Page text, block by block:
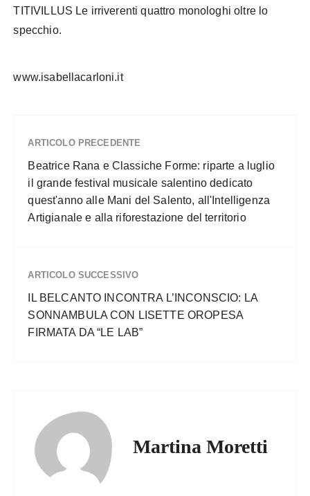
TITIVILLUS Le irriverenti quattro monologhi oltre lo
specchio.
www.isabellacarloni.it
ARTICOLO PRECEDENTE
Beatrice Rana e Classiche Forme: riparte a luglio
il grande festival musicale salentino dedicato
quest'anno alle Mani del Salento, all'Intelligenza
Artigianale e alla riforestazione del territorio
ARTICOLO SUCCESSIVO
IL BELCANTO INCONTRA L’INCONSCIO: LA
SONNAMBULA CON LISETTE OROPESA
FIRMATA DA “LE LAB”
Martina Moretti